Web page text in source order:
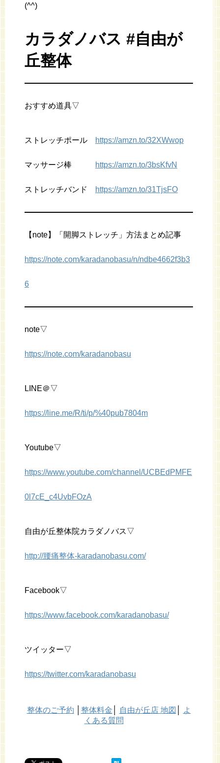
(^^)
カラダノバス #自由が
丘整体
おすすめ道具▽
ストレッチポール https://amzn.to/32XWwop
マッサージ棒 https://amzn.to/3bsKfvN
ストレッチバンド https://amzn.to/31TjsFO
【note】「開脚ストレッチ」方法まとめ記事
https://note.com/karadanobasu/n/ndbe4662f3b3
6
note▽
https://note.com/karadanobasu
LINE＠▽
https://line.me/R/ti/p/%40pub7804m
Youtube▽
https://www.youtube.com/channel/UCBEdPMFE
0l7cE_c4UvbFOzA
自由が丘整体院カラダノバス▽
http://腰痛整体-karadanobasu.com/
Facebook▽
https://www.facebook.com/karadanobasu/
ツイッター▽
https://twitter.com/karadanobasu
整体のご予約 整体料金 自由が丘店 地図
よ
くある質問